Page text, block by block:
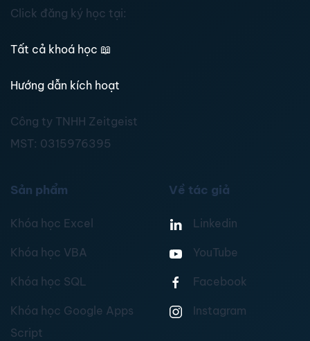
Click đăng ký học tại:
Tất cả khoá học 📖
Hướng dẫn kích hoạt
Công ty TNHH Zeitgeist
MST: 0315976395
Sản phẩm
Khóa học Excel
Khóa học VBA
Khóa học SQL
Khóa học Google Apps
Script
Về tác giả
Linkedin
YouTube
Facebook
Instagram